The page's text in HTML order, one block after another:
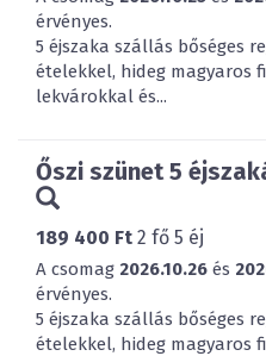
érvényes.
5 éjszaka szállás bőséges
ételekkel, hideg magyaros
lekvárokkal és...
Őszi szünet 5
189 400 Ft 2 fő 5 éj
A csomag 2026.10.26 és
érvényes.
5 éjszaka szállás bőséges
ételekkel, hideg magyaros